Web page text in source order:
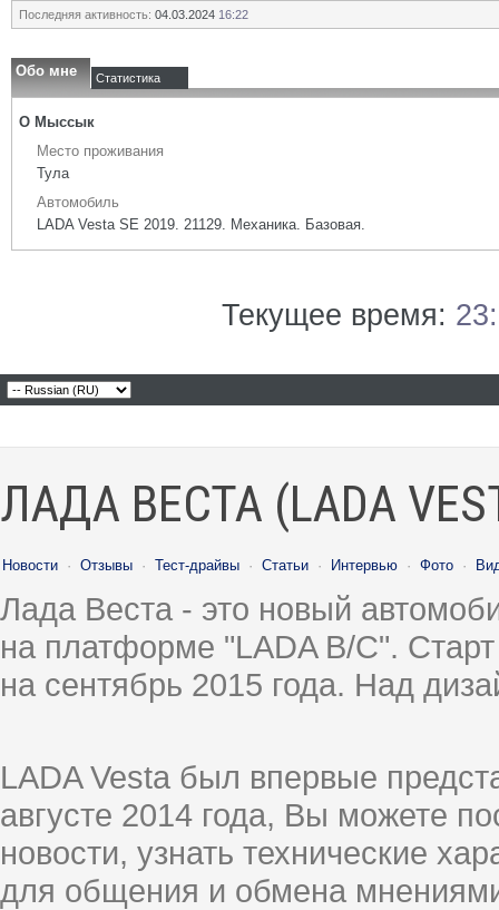
Последняя активность: 04.03.2024 16:22
Обо мне Статистика
О Мыссык
Место проживания
Тула
Автомобиль
LADA Vesta SE 2019. 21129. Механика. Базовая.
Текущее время:
ЛАДА ВЕСТА (LADA
Новости · Отзывы · Тест-драйвы · Статьи · Интервью · Фото ·
Лада Веста - это новый
на платформе "LADA B/C".
на сентябрь 2015 года. Над
LADA Vesta был впервые
августе 2014 года, Вы можете
новости, узнать технические
для общения и обмена